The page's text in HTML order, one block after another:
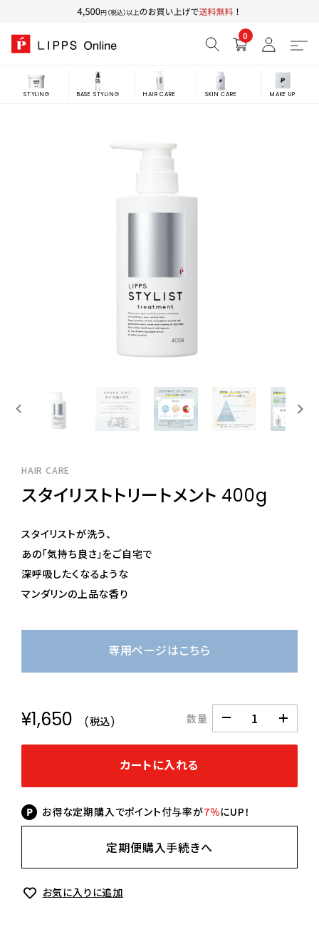
0
STYLING BASE STYLING HAIR CARE SKIN CARE MAKE UP
HAIR CARE
スタイリストトリートメント 400g
スタイリストが洗う、
あの「気持ち良さ」をご自宅で
深呼吸したくなるような
マンダリンの上品な香り
専用ページはこちら
¥1,650 (税込) 数量
カートに入れる
お得な定期購入でポイント付与率が7％にUP！
定期便購入手続きへ
お気に入りに追加